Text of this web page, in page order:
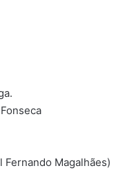
Magalhães)